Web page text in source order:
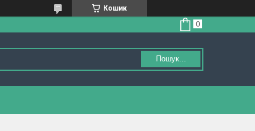
Кошик
Пошук...